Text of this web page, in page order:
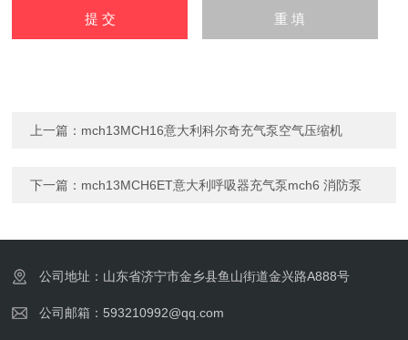
上一篇： mch13MCH16意大利科尔奇充气泵空气压缩机
下一篇： mch13MCH6ET意大利呼吸器充气泵mch6 消防泵
公司地址：山东省济宁市金乡县鱼山街道金兴路A888号
公司邮箱：593210992@qq.com